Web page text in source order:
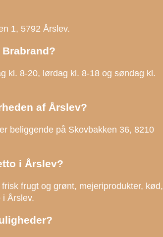
1, 5792 Årslev.
kl. 8-20, lørdag kl. 8-18 og søndag kl.
af Årslev?
beliggende på Skovbakken 36, 8210
i Årslev?
frugt og grønt, mejeriprodukter, kød,
Årslev.